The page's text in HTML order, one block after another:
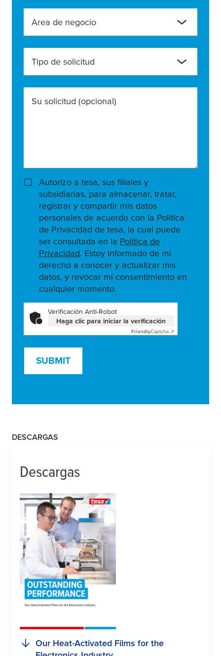
Area de negocio
Tipo de solicitud
Su solicitud (opcional)
Autorizo a tesa, sus filiales y
subsidiarias, para almacenar, tratar,
registrar y compartir mis datos
personales de acuerdo con la Política
de Privacidad de tesa, la cual puede
ser consultada en la Política de
Privacidad. Estoy informado de mi
derecho a conocer y actualizar mis
datos, y revocar mi consentimiento en
cualquier momento.
Verificación Anti-Robot
Haga clic para iniciar la verificación
FriendlyCaptcha ⇗
SUBMIT
DESCARGAS
Descargas
Our Heat-Activated Films for the